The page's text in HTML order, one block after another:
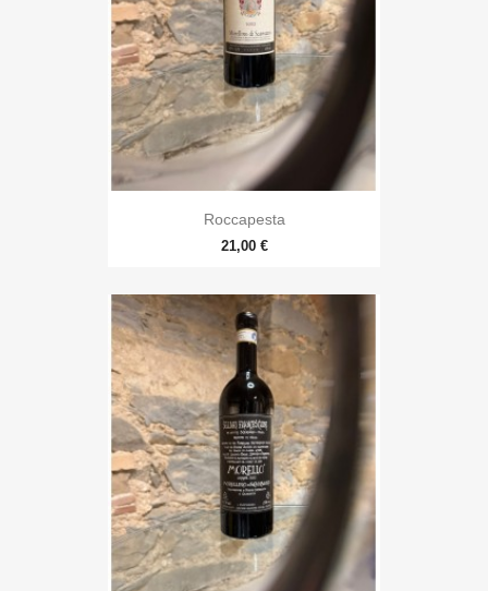
Roccapesta
21,00 €